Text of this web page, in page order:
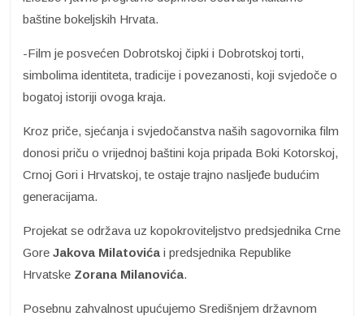
baštine bokeljskih Hrvata.
-Film je posvećen Dobrotskoj čipki i Dobrotskoj torti,
simbolima identiteta, tradicije i povezanosti, koji svjedoče o
bogatoj istoriji ovoga kraja.
Kroz priče, sjećanja i svjedočanstva naših sagovornika film
donosi priču o vrijednoj baštini koja pripada Boki Kotorskoj,
Crnoj Gori i Hrvatskoj, te ostaje trajno nasljeđe budućim
generacijama.
Projekat se održava uz kopokroviteljstvo predsjednika Crne
Gore Jakova Milatovića i predsjednika Republike
Hrvatske Zorana Milanovića.
Posebnu zahvalnost upućujemo Središnjem državnom